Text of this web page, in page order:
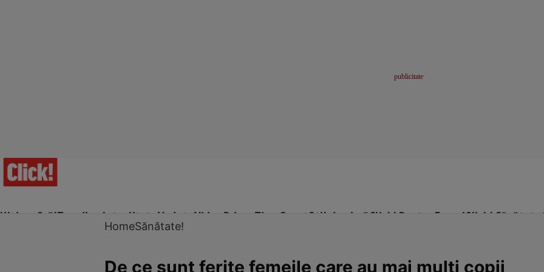
Ultima Oră!Trending Actualitate Vedete Video Prime Time SportStil de viațăClick! Pentru FemeiClick! Sănătate
HomeSănătate!
De ce sunt ferite femeile care au mai mulţi copii